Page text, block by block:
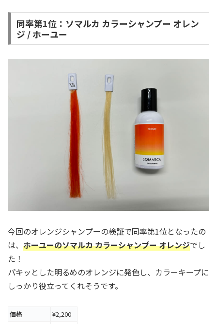
同率第1位：ソマルカ カラーシャンプー オレン
ジ / ホーユー
今回のオレンジシャンプーの検証で同率第1位となったの
は、 ホーユーのソマルカ カラーシャンプー オレンジでし
た！
パキッとした明るめのオレンジに発色し、カラーキープに
しっかり役立ってくれそうです。
価格
¥2,200